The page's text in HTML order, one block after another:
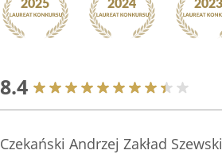
8.4
Czekański Andrzej Zakład Szewski